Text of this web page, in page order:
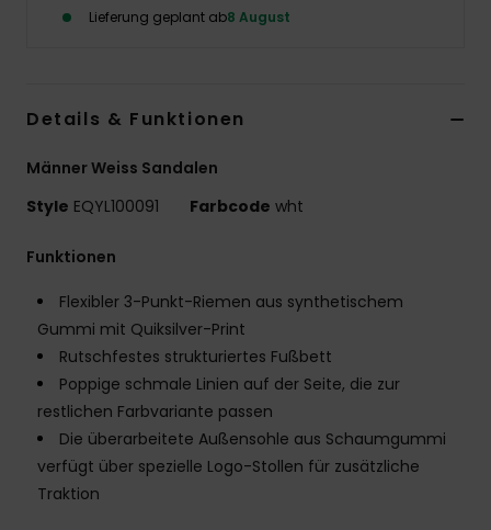
Lieferung geplant ab8 August
Details & Funktionen
Männer Weiss Sandalen
Style EQYL100091 Farbcode wht
Funktionen
Flexibler 3-Punkt-Riemen aus synthetischem
Gummi mit Quiksilver-Print
Rutschfestes strukturiertes Fußbett
Poppige schmale Linien auf der Seite, die zur
restlichen Farbvariante passen
Die überarbeitete Außensohle aus Schaumgummi
verfügt über spezielle Logo-Stollen für zusätzliche
Traktion